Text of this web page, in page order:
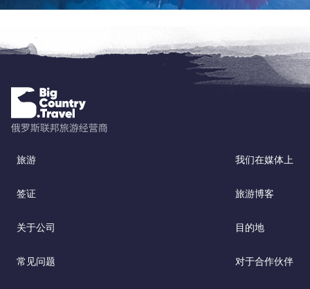
旅游 我们在媒体上
签证 旅游博客
关于公司 目的地
常见问题 对于合作伙伴